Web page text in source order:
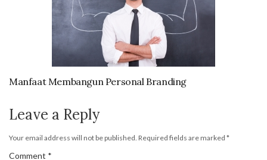
Manfaat Membangun Personal Branding
Leave a Reply
Your email address will not be published. Required fields are marked *
Comment *